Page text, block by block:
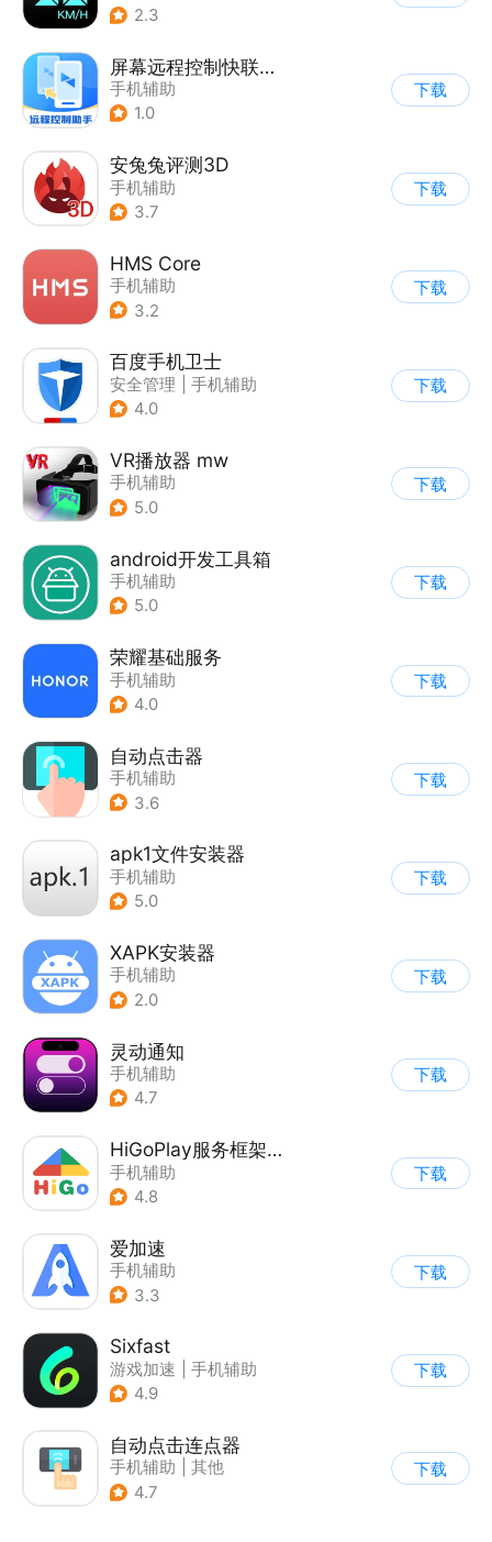
2.3
屏幕远程控制快联助手
手机辅助
1.0
下载
安兔兔评测3D
手机辅助
3.7
下载
HMS Core
手机辅助
3.2
下载
百度手机卫士
安全管理
手机辅助
4.0
下载
VR播放器 mw
手机辅助
5.0
下载
android开发工具箱
手机辅助
5.0
下载
荣耀基础服务
手机辅助
4.0
下载
自动点击器
手机辅助
3.6
下载
apk1文件安装器
手机辅助
5.0
下载
XAPK安装器
手机辅助
2.0
下载
灵动通知
手机辅助
4.7
下载
HiGoPlay服务框架安装器
手机辅助
4.8
下载
爱加速
手机辅助
3.3
下载
Sixfast
游戏加速
手机辅助
4.9
下载
自动点击连点器
手机辅助
其他
4.7
下载